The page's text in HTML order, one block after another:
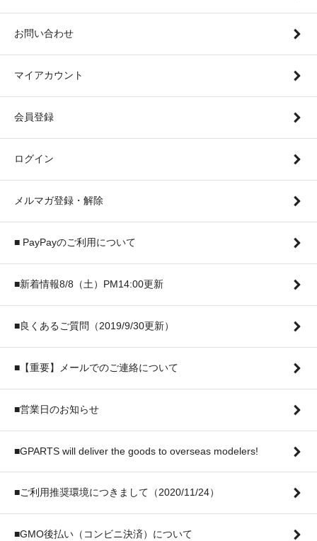
お問い合わせ
マイアカウント
会員登録
ログイン
メルマガ登録・解除
■ PayPayのご利用について
■新着情報8/8（土）PM14:00更新
■良くあるご質問（2019/9/30更新）
■【重要】メールでのご連絡について
■営業日のお知らせ
■GPARTS will deliver the goods to overseas modelers!
■ご利用推奨環境につきまして（2020/11/24）
■GMO後払い（コンビニ決済）について